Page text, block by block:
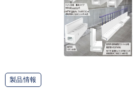
製品情報